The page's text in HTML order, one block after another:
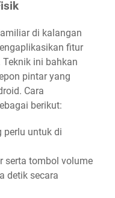
di kalangan
fitur
ini bahkan
pintar yang
Cara
berikut:
perlu untuk di
serta tombol volume
detik secara